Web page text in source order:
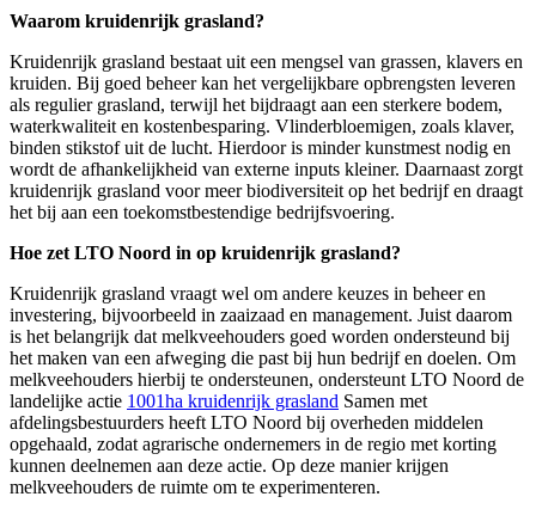
Waarom kruidenrijk grasland?
Kruidenrijk grasland bestaat uit een mengsel van grassen, klavers en
kruiden. Bij goed beheer kan het vergelijkbare opbrengsten leveren
als regulier grasland, terwijl het bijdraagt aan een sterkere bodem,
waterkwaliteit en kostenbesparing. Vlinderbloemigen, zoals klaver,
binden stikstof uit de lucht. Hierdoor is minder kunstmest nodig en
wordt de afhankelijkheid van externe inputs kleiner. Daarnaast zorgt
kruidenrijk grasland voor meer biodiversiteit op het bedrijf en draagt
het bij aan een toekomstbestendige bedrijfsvoering.
Hoe zet LTO Noord in op kruidenrijk grasland?
Kruidenrijk grasland vraagt wel om andere keuzes in beheer en
investering, bijvoorbeeld in zaaizaad en management. Juist daarom
is het belangrijk dat melkveehouders goed worden ondersteund bij
het maken van een afweging die past bij hun bedrijf en doelen. Om
melkveehouders hierbij te ondersteunen, ondersteunt LTO Noord de
landelijke actie 1001ha kruidenrijk grasland Samen met
afdelingsbestuurders heeft LTO Noord bij overheden middelen
opgehaald, zodat agrarische ondernemers in de regio met korting
kunnen deelnemen aan deze actie. Op deze manier krijgen
melkveehouders de ruimte om te experimenteren.